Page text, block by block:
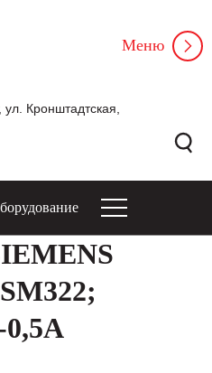
ул. Кронштадтская,
Меню